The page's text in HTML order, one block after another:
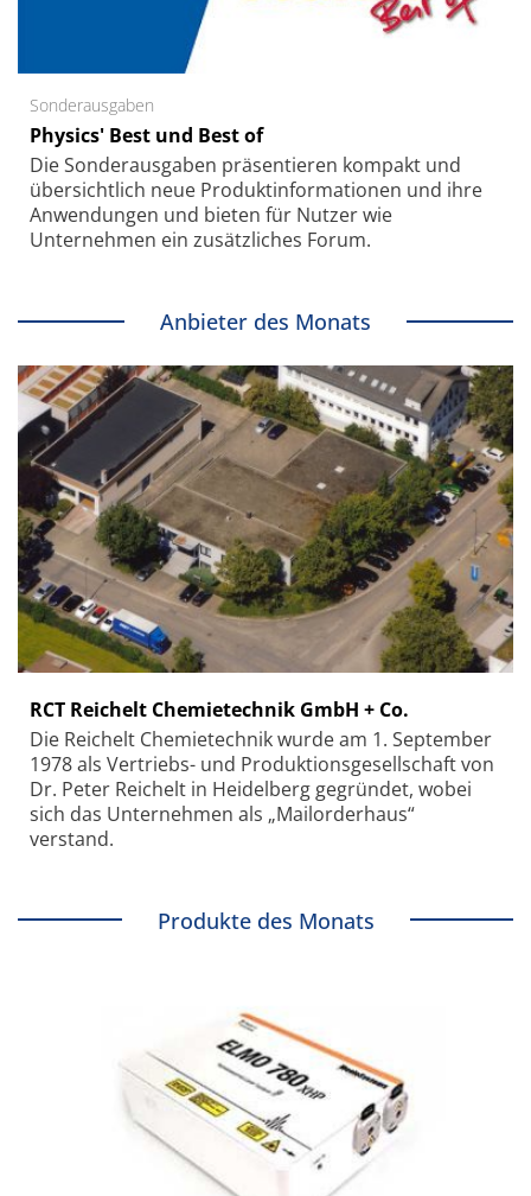
Sonderausgaben
Physics' Best und Best of
Die Sonder­ausgaben präsentieren kompakt und
übersichtlich neue Produkt­informationen und ihre
Anwendungen und bieten für Nutzer wie
Unternehmen ein zusätzliches Forum.
Anbieter des Monats
RCT Reichelt Chemietechnik GmbH + Co.
Die Reichelt Chemietechnik wurde am 1. September
1978 als Vertriebs- und Produktionsgesellschaft von
Dr. Peter Reichelt in Heidelberg gegründet, wobei
sich das Unternehmen als „Mailorderhaus“
verstand.
Produkte des Monats